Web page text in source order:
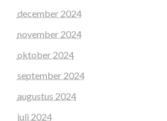
december 2024
november 2024
oktober 2024
september 2024
augustus 2024
juli 2024